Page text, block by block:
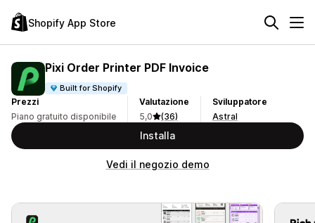
Shopify App Store
Pixi Order Printer PDF Invoice
Built for Shopify
Prezzi
Piano gratuito disponibile
Valutazione
5,0
(36)
Sviluppatore
Astral
Installa
Vedi il negozio demo